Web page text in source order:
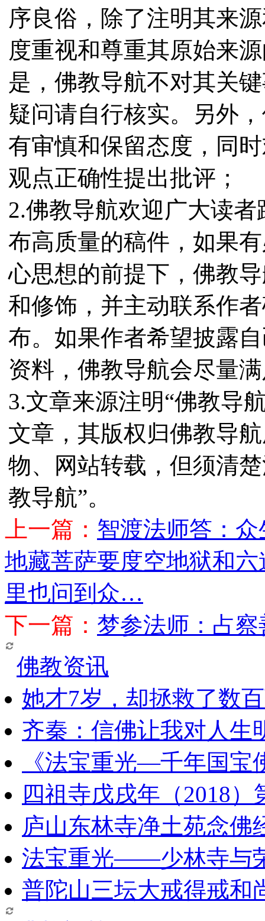
序良俗，除了注明其来
度重视和尊重其原始来
是，佛教导航不对其关
疑问请自行核实。另外
有审慎和保留态度，同
观点正确性提出批评；
2.佛教导航欢迎广大读
布高质量的稿件，如果
心思想的前提下，佛教
和修饰，并主动联系作
布。如果作者希望披露
资料，佛教导航会尽量
3.文章来源注明“佛教导
文章，其版权归佛教导
物、网站转载，但须清
教导航”。
上一篇： 智渡法师答：
地藏菩萨要度空地狱和
里也问到众…
下一篇： 梦参法师：占
佛教资讯
她才7岁，却拯救了数
齐秦：信佛让我对人生
《法宝重光—千年国宝
四祖寺戊戌年（2018
庐山东林寺净土苑念佛
法宝重光——少林寺与
普陀山三坛大戒得戒和